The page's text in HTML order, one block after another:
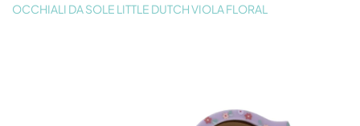
OCCHIALI DA SOLE LITTLE DUTCH VIOLA FLORAL